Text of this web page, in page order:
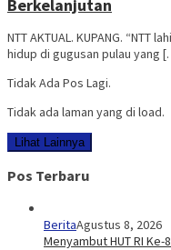
Berkelanjutan
NTT AKTUAL. KUPANG. “NTT
hidup di gugusan pulau yang
Tidak Ada Pos Lagi.
Tidak ada laman yang di load.
Lihat Lainnya
Pos Terbaru
BeritaAgustus 8, 2026
Menyambut HUT RI